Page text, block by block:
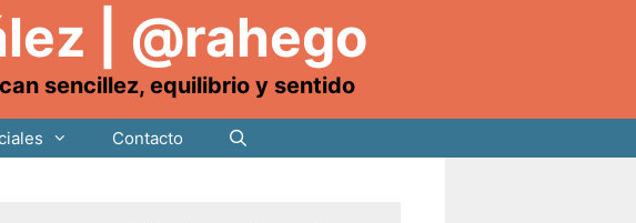
| @rahego
sencillez, equilibrio y sentido
Contacto